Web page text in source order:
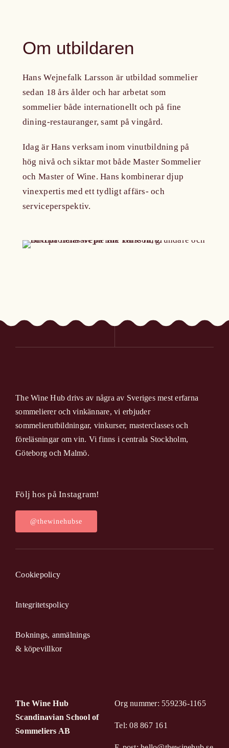
Om utbildaren
Hans Wejnefalk Larsson är utbildad sommelier
sedan 18 års ålder och har arbetat som
sommelier både internationellt och på fine
dining-restauranger, samt på vingård.
Idag är Hans verksam inom vinutbildning på
hög nivå och siktar mot både Master Sommelier
och Master of Wine. Hans kombinerar djup
vinexpertis med ett tydligt affärs- och
serviceperspektiv.
The Wine Hub drivs av några av Sveriges mest erfarna
sommelierer och vinkännare, vi erbjuder
sommelierutbildningar, vinkurser, masterclasses och
föreläsningar om vin. Vi finns i centrala Stockholm,
Göteborg och Malmö.
Följ hos på Instagram!
@thewinehubse
Cookiepolicy
Integritetspolicy
Boknings, anmälnings
& köpevillkor
The Wine Hub
Scandinavian School of
Sommeliers AB
Org nummer: 559236-1165
Tel: 08 867 161